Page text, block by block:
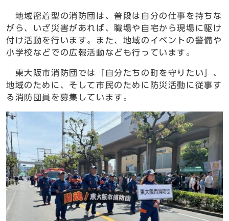
地域密着型の消防団は、普段は自分の仕事を持ちな
がら、いざ災害があれば、職場や自宅から現場に駆け
付け活動を行います。また、地域のイベントの警備や
小学校などでの広報活動なども行っています。
東大阪市消防団では「自分たちの町を守りたい」、
地域のために、そして市民のために防災活動に従事す
る消防団員を募集しています。